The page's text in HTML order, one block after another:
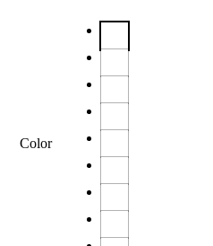
Color